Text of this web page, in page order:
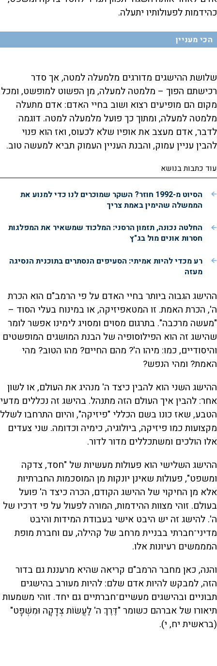
כהידמות לפעולותיו יתעלה.
הכי מעניין
שלושת ההישגים מדורגים מלמעלה למטה, אך סדר
רכישתם הפוך – מלמטה למעלה, מן הפשוט למופשט, ומכל
מקום הם מופיעים רצוא ושוב בחיי האדם: אדם מתעלה
מלמטה למעלה, ומתוך כך פועל מלמעלה למטה. דוגמה
לדבר, אדם מעצב את אופיו שלא לכעוס, ואז הוא פנוי
להבין עניין עמוק, והבנת העניין העמוק תביא למעשה טוב.
עוד כתבות בנושא
הסיוט מ-1992 חוזר? השקר שמוכרים לנו כדי למנוע את
הממשלה שהימין באמת צריך
החלטה נכונה, תזמון הרסני: המלכוד שמשאיר את המפלגות
חסרות אונים מול בג"ץ
רע מכדי להיות אמיתי: הסעיפים הנסתרים בתוכנית הנסיגה
מעזה
ההישג הגבוה ביותר בחיי האדם על פי הרמב"ם הוא הכרת
ה', הכרת האמת. זו המטאפיזיקה, או במינוח בעלי הסוד –
"מעשה מרכבה". בתרגום מסוים ומסויג לימינו אפשר לומר
שהישג זה הוא הפילוסופיה של הבנת המושגים המופשטים
והיסודיים, כמו: מיהו ה'? מהם החיים? מהו הטוב? מהי
האמת? ומהי הנפש?
ההישג השני הוא להבין כיצד ה' מנהיג את העולם, או לשון
אחר: להבין איך העולם הזה מתנהל. בהישג זה נכללים מדעי
הטבע, שאז כונו בשם הכללי "פיזיקה", והיום התרחבו לשלל
מקצועות כמו פיזיקה, ביולוגיה, כימיה וכדומה. שני צעדים
אלו הולכים ומשתכללים מדור לדור.
ההישג השלישי הוא פעולות מעשיות של "חסד, צדקה
ומשפט", פעולות שאינן יונקות מן המוסכמות החברתיות
אלא מן החיקוי של ההישג הקודם, הכרה כיצד ה' פועל
בעולם. זוהי מצוות ההידמות, המורה לפעול על פי דרכיו של
ה'. להישג זה יש היבט אישי בעבודת המידות והיבט
מדיני־חברתי בבניית מרחב של קהילה, עם וחברת מופת
המממשים רעיונות אלו.
והנה, כאן מחבר הרמב"ם קריאה שהיא מרעננת גם בדור
הזה, למבקש להיות אדם שלם: להיות מעורב בהישגים
תבוניים ובהישגים מעשיים־חברתיים גם יחד. זוהי משמעות
תיאורו של אברהם כשומר "דֶּרֶךְ ה' לַעֲשׂוֹת צְדָקָה וּמִשְׁפָּט"
(בראשית יח, י).